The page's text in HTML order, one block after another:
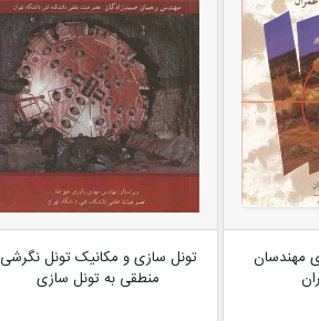
مهندسان
تونل سازی و مکانیک تونل نگرشی
منطقی به تونل سازی